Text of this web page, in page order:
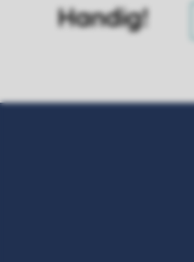
Handig!